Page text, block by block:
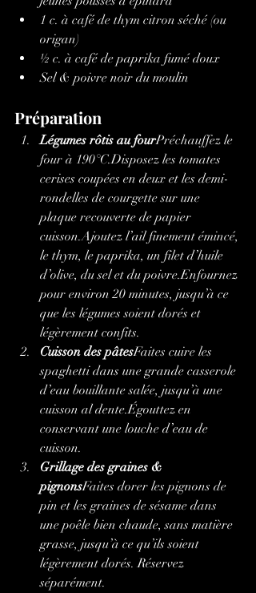
1 c. à café de thym citron séché (ou
origan)
½ c. à café de paprika fumé doux
Sel & poivre noir du moulin
Préparation
Légumes rôtis au fourPréchauffez le
four à 190°C.Disposez les tomates
cerises coupées en deux et les demi-
rondelles de courgette sur une
plaque recouverte de papier
cuisson.Ajoutez l’ail finement émincé,
le thym, le paprika, un filet d’huile
d’olive, du sel et du poivre.Enfournez
pour environ 20 minutes, jusqu’à ce
que les légumes soient dorés et
légèrement confits.
Cuisson des pâtesFaites cuire les
spaghetti dans une grande casserole
d’eau bouillante salée, jusqu’à une
cuisson al dente.Égouttez en
conservant une louche d’eau de
cuisson.
Grillage des graines &
pignonsFaites dorer les pignons de
pin et les graines de sésame dans
une poêle bien chaude, sans matière
grasse, jusqu’à ce qu’ils soient
légèrement dorés. Réservez
séparément.